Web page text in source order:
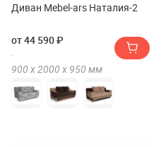
Диван Mebel-ars Наталия-2
от 44 590 ₽
900 х2000 х 950 мм